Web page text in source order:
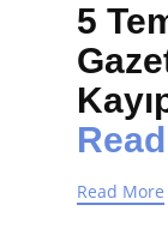
5
Read More